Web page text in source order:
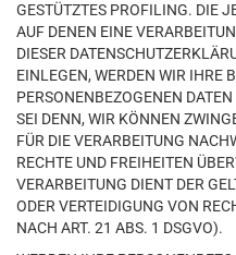
GESTÜTZTES PROFILING. DIE
AUF DENEN EINE
DIESER
EINLEGEN, WERDEN WIR IHRE
PERSONENBEZOGENEN
SEI DENN, WIR KÖNNEN
FÜR DIE VERARBEITUNG
RECHTE UND FREIHEITEN
VERARBEITUNG DIENT DER
ODER VERTEIDIGUNG VON
NACH ART. 21 ABS. 1 DSGVO).